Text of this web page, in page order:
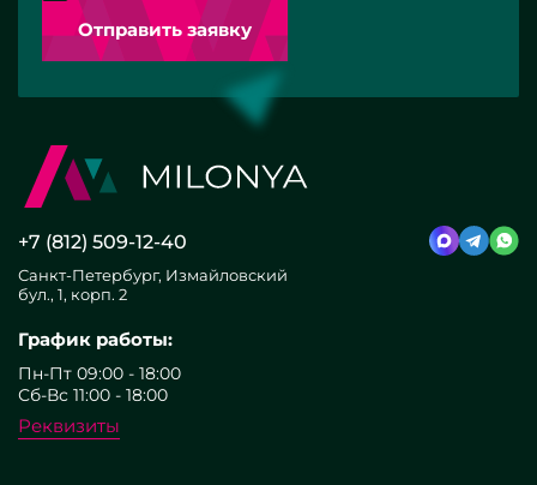
Отправить заявку
+7 (812) 509-12-40
Санкт-Петербург, Измайловский
бул., 1, корп. 2
График работы:
Пн-Пт 09:00 - 18:00
Сб-Вс 11:00 - 18:00
Реквизиты